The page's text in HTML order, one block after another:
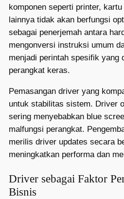
komponen seperti printer,
lainnya tidak akan berfungsi
sebagai penerjemah antara
mengonversi instruksi umum
menjadi perintah spesifik yang
perangkat keras.
Pemasangan driver yang
untuk stabilitas sistem. Driver
sering menyebabkan blue
malfungsi perangkat.
merilis driver updates secara
meningkatkan performa dan
Driver sebagai Faktor
Bisnis